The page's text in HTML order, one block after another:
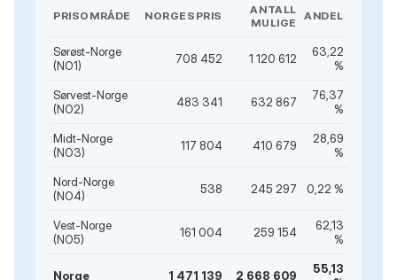
PRISOMRÅDE NORGESPRIS
ANTALL
MULIGE
ANDEL
Sørøst-Norge
(NO1)
708 452 1 120 612
63,22
%
Sørvest-Norge
(NO2)
483 341 632 867
76,37
%
Midt-Norge
(NO3)
117 804 410 679
28,69
%
Nord-Norge
(NO4)
538 245 297 0,22 %
Vest-Norge
(NO5)
161 004 259 154
62,13
%
Norge 1 471 139 2 668 609
55,13